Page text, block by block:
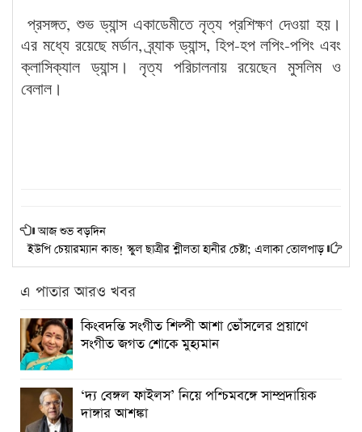
প্রসঙ্গত,শুভ ড্যান্স একাডেমীতে নৃত্য প্রশিক্ষণ দেওয়া হয় ।
এর মধ্যে রয়েছে মর্ডান,ব্র্যাক ড্যান্স, হিপ-হপ লপিং-পপিং এবং
ক্লাসিক্যাল
ড্যান্স। নৃত্য পরিচালনায় রয়েছেন মুসলিম
ও
বেলাল।
আজ শুভ বড়দিন
ইউপি চেয়ারম্যান কান্ড! স্কুল ছাত্রীর শ্লীলতা হানীর চেষ্টা; এলাকা তোলপাড়
এ পাতার আরও খবর
কিংবদন্তি সংগীত শিল্পী আশা ভোঁসলের প্রয়াণে
সংগীত জগত শোকে মুহ্যমান
‘দ্য বেঙ্গল ফাইলস’ নিয়ে পশ্চিমবঙ্গে সাম্প্রদায়িক
দাঙ্গার আশঙ্কা